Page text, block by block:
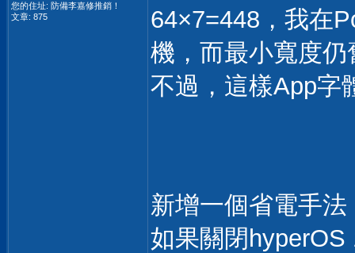
您的住址: 防備李嘉修推銷！
文章: 875
64×7=448，我在
機，而最小寬度
不過，這樣App字
新增一個省電手法
如果關閉hyperOS